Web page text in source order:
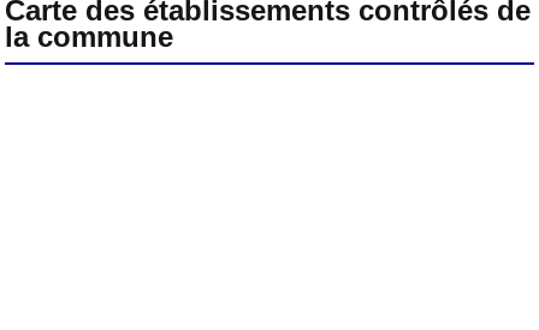
Carte des établissements contrôlés de
la commune